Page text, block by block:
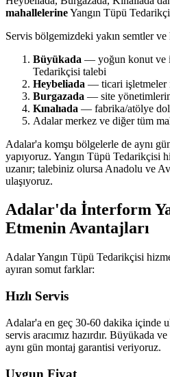
mahallelerineYangın Tüpü
Servis bölgemizdeki yakın semtler ve
Büyükada — yoğun konut ve
Tedarikçisi talebi
Heybeliada — ticari işletmeler
Burgazada — site
Kınalıada — fabrika/atölye
Adalar merkez ve diğer tüm
Adalar'a komşu bölgelerle de aynı
yapıyoruz. Yangın Tüpü Tedarikçisi
uzanır; talebiniz olursa Anadolu ve
ulaşıyoruz.
Adalar'da İnterform
Etmenin Avantajları
Adalar Yangın Tüpü Tedarikçisi
ayıran somut farklar:
Hızlı Servis
Adalar'a en geç 30-60 dakika içinde
servis aracımız hazırdır. Büyükada
aynı gün montaj garantisi veriyoruz.
Uygun Fiyat